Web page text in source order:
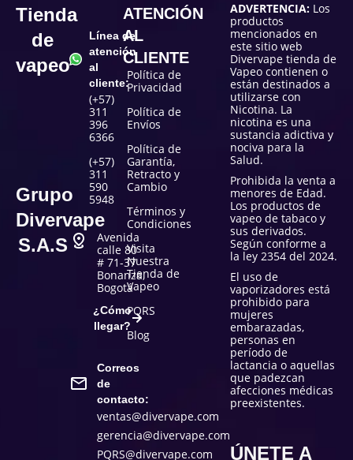
Tienda
de
vapeo
Grupo
Divervape
S.A.S
Línea de
atención
al
cliente:
(+57)
311
396
6366
(+57)
311
590
5948
Avenida
calle 80
# 71-37
Bonanza,
Bogotá
¿Cómo
llegar?
Correos
de
contacto:
ventas@divervape.com
gerencia@divervape.com
PQRS@divervape.com
ATENCIÓN
AL
CLIENTE
Política de
Privacidad
Política de
Envíos
Política de
Garantía,
Retracto y
Cambio
Términos y
Condiciones
Visita
Nuestra
Tienda de
Vapeo
PQRS
Blog
ADVERTENCIA: Los
productos
mencionados en
este sitio web
Divervape tienda de
Vapeo contienen o
están destinados a
utilizarse con
Nicotina. La
nicotina es una
sustancia adictiva y
nociva para la
Salud.
Prohibida la venta a
menores de Edad.
Los productos de
vapeo de tabaco y
sus derivados.
Según conforme a
la ley 2354 del 2024.
El uso de
vaporizadores está
prohibido para
mujeres
embarazadas,
personas en
período de
lactancia o aquellas
que padezcan
afecciones médicas
preexistentes.
ÚNETE A